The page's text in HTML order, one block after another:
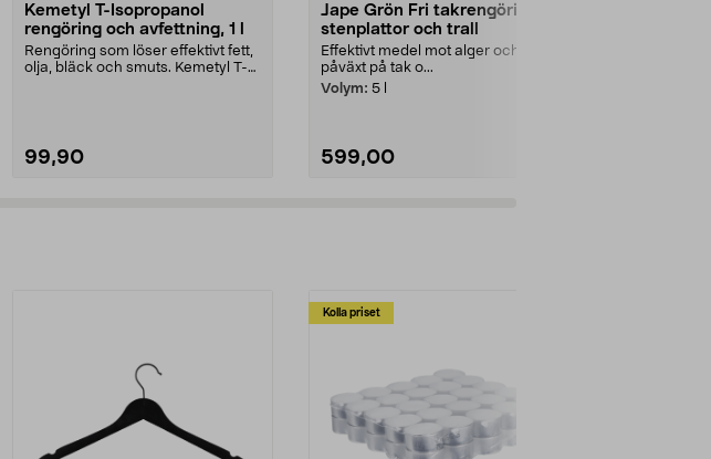
Kemetyl T-Isopropanol
rengöring och avfettning, 1 l
Rengöring som löser effektivt fett,
olja, bläck och smuts. Kemetyl T-
99,90
Jape Grön Fri takrengöring,
stenplattor och trall
Effektivt medel mot alger och
påväxt på tak o...
Volym: 5 l
599,00
Kolla priset